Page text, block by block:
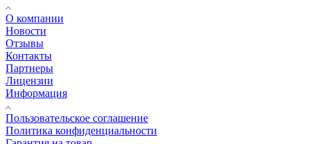
О компании
Новости
Отзывы
Контакты
Партнеры
Лицензии
Информация
Пользовательское соглашение
Политика конфиденциальности